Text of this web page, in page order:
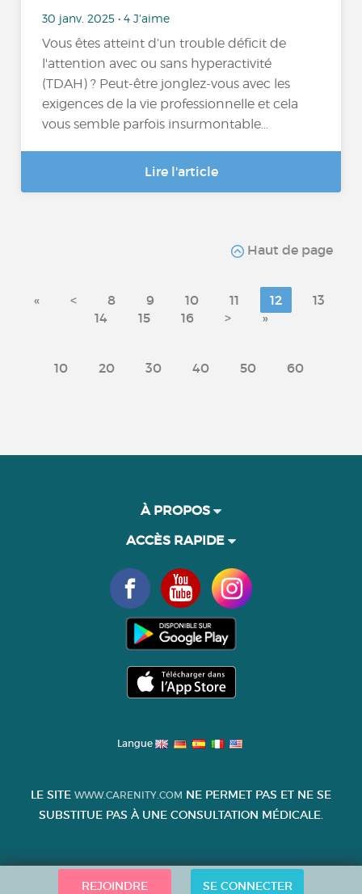
30 janv. 2025 • 4 J'aime
Vous êtes atteint d’un trouble déficit de
l'attention avec ou sans hyperactivité
(TDAH) ? Peut-être jonglez-vous avec les
exigences de la vie professionnelle et cela
vous semble parfois insurmontable...
Lire l'article
Haut de page
« < 8 9 10 11 12
13
14
15 16 > »
10 20 30 40 50 60
REJOINDRE SE CONNECTER
À PROPOS
ACCÈS RAPIDE
Langue
LE SITE WWW.CARENITY.COM NE PERMET PAS ET NE SE
SUBSTITUE PAS À UNE CONSULTATION MÉDICALE.